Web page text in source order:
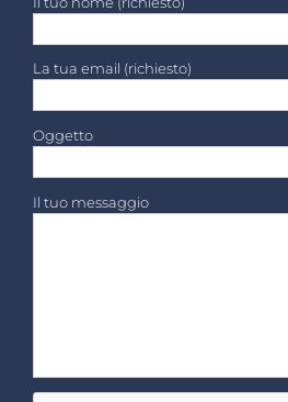
La tua email (richiesto)
Oggetto
Il tuo messaggio